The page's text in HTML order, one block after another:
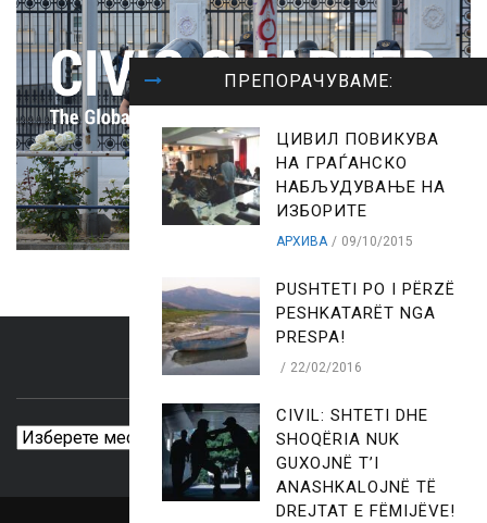
ПРЕПОРАЧУВАМЕ:
ЦИВИЛ ПОВИКУВА
НА ГРАЃАНСКО
НАБЉУДУВАЊЕ НА
ИЗБОРИТЕ
АРХИВА 09/10/2015
PUSHTETI PO I PËRZË
PESHKATARËT NGA
PRESPA!
22/02/2016
CIVIL: SHTETI DHE
SHOQËRIA NUK
GUXOJNË T’I
ANASHKALOJNË TË
DREJTAT E FËMIJËVE!
ARCHIVES
Archives